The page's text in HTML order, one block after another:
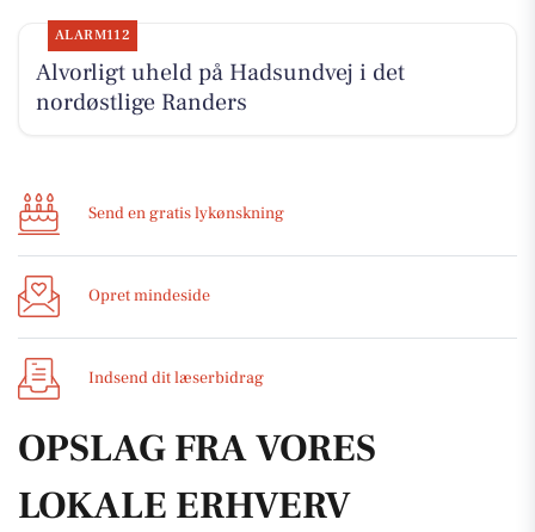
ALARM112
Alvorligt uheld på Hadsundvej i det
nordøstlige Randers
Send en gratis lykønskning
Opret mindeside
Indsend dit læserbidrag
OPSLAG FRA VORES
LOKALE ERHVERV